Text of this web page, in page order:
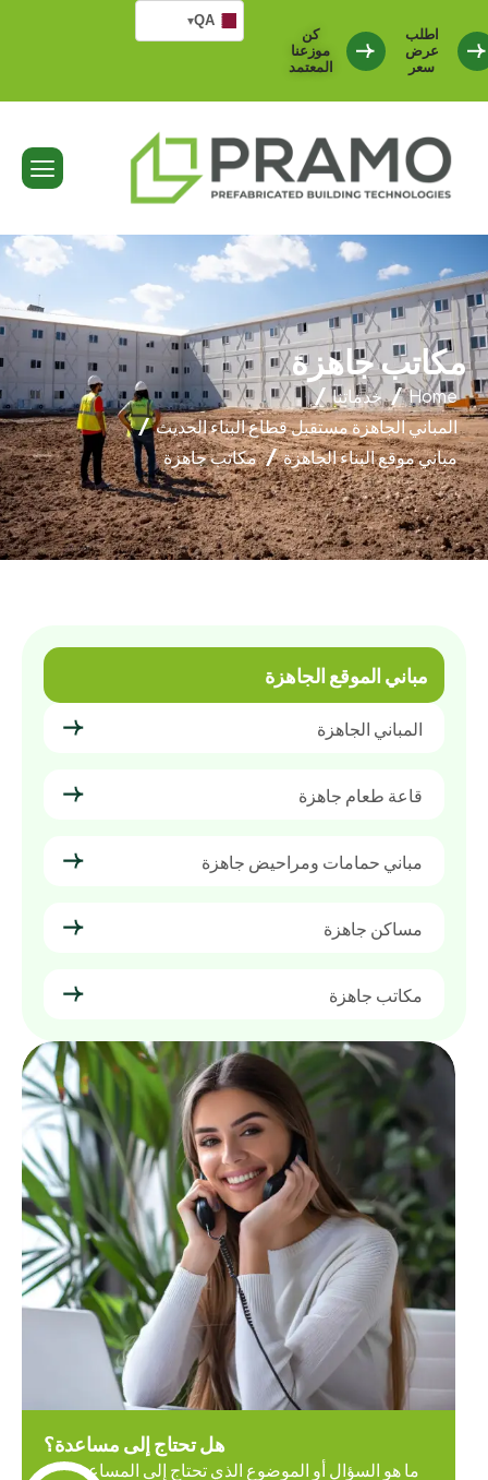
اطلب
عرض
سعر
كن
موزعنا
المعتمد
QA
▾
مكاتب جاهزة
Home
خدماتنا
المباني الجاهزة مستقبل قطاع البناء الحديث
مباني موقع البناء الجاهزة
مكاتب جاهزة
مباني الموقع الجاهزة
المباني الجاهزة
قاعة طعام جاهزة
مباني حمامات ومراحيض جاهزة
مساكن جاهزة
مكاتب جاهزة
هل تحتاج إلى مساعدة؟
ما هو السؤال أو الموضوع الذي تحتاج إلى المساعدة فيه